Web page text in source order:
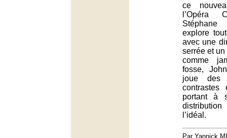
ce
l’Opéra
Stéphane
explore
avec une
serrée et
comme
fosse,
joue des
contrastes
portant à
l’idéal.
Par Yannick